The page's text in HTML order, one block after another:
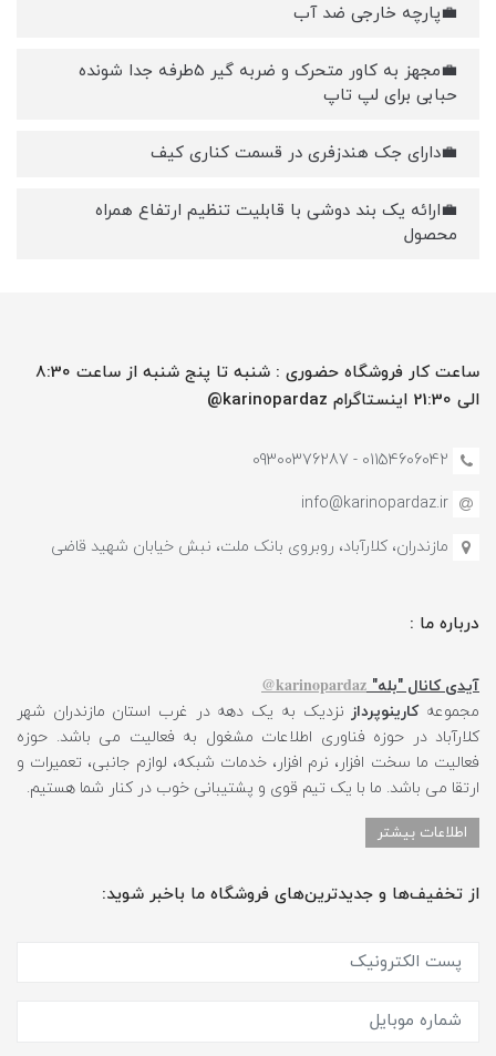
💼پارچه خارجی ضد آب
💼مجهز به کاور متحرک و ضربه گیر 5طرفه جدا شونده
حبابی برای لپ تاپ
💼دارای جک هندزفری در قسمت کناری کیف
💼ارائه یک بند دوشی با قابلیت تنظیم ارتفاع همراه
محصول
ساعت کار فروشگاه حضوری : شنبه تا پنج شنبه از ساعت 8:30
الی 21:30 اینستاگرام karinopardaz@
01154606042 - 09300376287
info@karinopardaz.ir
مازندران، کلارآباد، روبروی بانک ملت، نبش خیابان شهید قاضی
درباره ما :
آیدی کانال "بله" karinopardaz@
مجموعهکارینوپرداز نزدیک به یک دهه در غرب استان مازندران شهر
کلارآباد در حوزه فناوری اطلاعات مشغول به فعالیت می باشد. حوزه
فعالیت ما سخت افزار، نرم افزار، خدمات شبکه، لوازم جانبی، تعمیرات و
ارتقا می باشد. ما با یک تیم قوی و پشتیبانی خوب در کنار شما هستیم.
اطلاعات بیشتر
از تخفیف‌ها و جدیدترین‌های فروشگاه ما باخبر شوید: